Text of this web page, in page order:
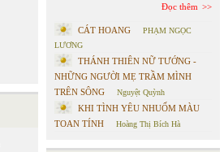
Đọc thêm
CÁT HOANG
PHẠM NGỌC
LƯƠNG
THÁNH THIÊN NỮ TƯỚNG -
NHỮNG NGƯỜI MẸ TRẦM MÌNH
TRÊN SÔNG
Nguyệt Quỳnh
KHI TÌNH YÊU NHUỐM MÀU
TOAN TÍNH
Hoàng Thị Bích Hà